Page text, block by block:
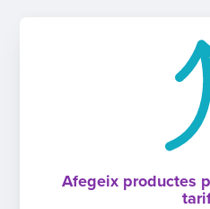
Afegeix productes